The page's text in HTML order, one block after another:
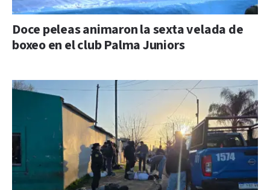
Doce peleas animaron la sexta velada de
boxeo en el club Palma Juniors